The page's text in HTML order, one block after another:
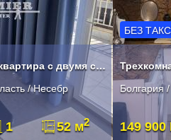
Продается компактная квартира с двумя спальнями
/ Несебр
1 52 м2
БЕЗ
Болгария
149 900